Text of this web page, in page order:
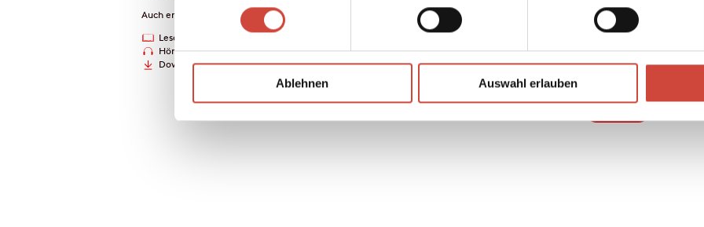
Ablehnen Auswahl erlauben
Download Bilddatei
Auch erhältlich als
Leseprobe
Hörprobe
Downloads